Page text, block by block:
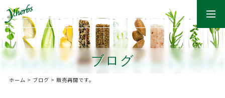
ブログ
ホーム > ブログ > 販売再開です。